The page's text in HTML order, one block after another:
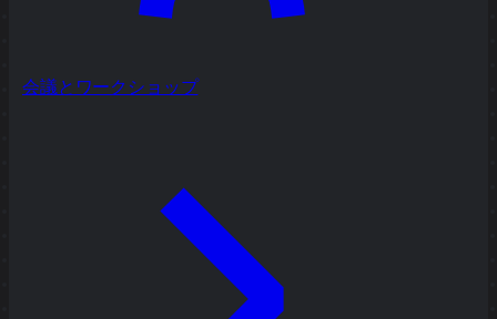
会議とワークショップ